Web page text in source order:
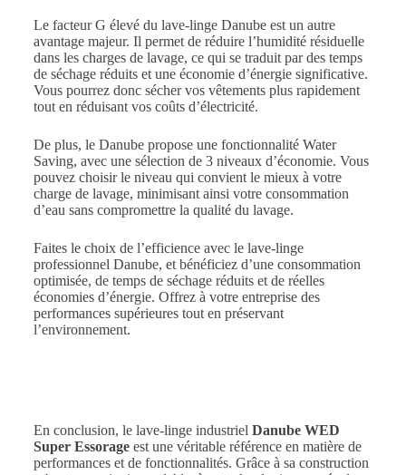
Le facteur G élevé du lave-linge Danube est un autre
avantage majeur. Il permet de réduire l’humidité résiduelle
dans les charges de lavage, ce qui se traduit par des temps
de séchage réduits et une économie d’énergie significative.
Vous pourrez donc sécher vos vêtements plus rapidement
tout en réduisant vos coûts d’électricité.
De plus, le Danube propose une fonctionnalité Water
Saving, avec une sélection de 3 niveaux d’économie. Vous
pouvez choisir le niveau qui convient le mieux à votre
charge de lavage, minimisant ainsi votre consommation
d’eau sans compromettre la qualité du lavage.
Faites le choix de l’efficience avec le lave-linge
professionnel Danube, et bénéficiez d’une consommation
optimisée, de temps de séchage réduits et de réelles
économies d’énergie. Offrez à votre entreprise des
performances supérieures tout en préservant
l’environnement.
En conclusion, le lave-linge industriel Danube WED
Super Essorageest une véritable référence en matière de
performances et de fonctionnalités. Grâce à sa construction